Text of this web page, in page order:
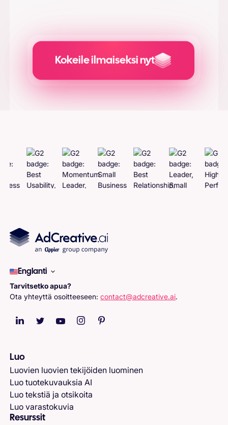
Kokeile ilmaiseksi nyt
Englanti
Tarvitsetko apua?
Ota yhteyttä osoitteeseen:contact@adcreative.ai.
Luo
Luovien luovien tekijöiden luominen
Luo tuotekuvauksia AI
Luo tekstiä ja otsikoita
Luo varastokuvia
Resurssit